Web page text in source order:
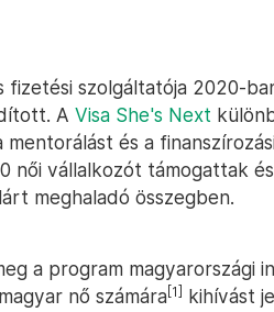
fizetési szolgáltatója 2020-
A Visa She's Next
és a
női vállalkozót támogattak
meghaladó összegben.
a program magyarországi
nő számára [1]
kihívást